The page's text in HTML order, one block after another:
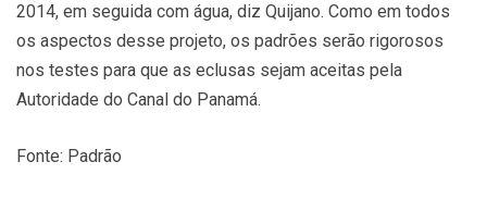
2014, em seguida com água, diz Quijano. Como em todos
os aspectos desse projeto, os padrões serão rigorosos
nos testes para que as eclusas sejam aceitas pela
Autoridade do Canal do Panamá.
Fonte: Padrão